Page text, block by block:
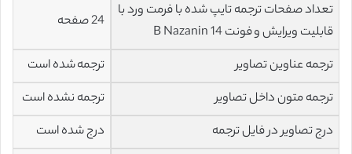
تعداد صفحات ترجمه تایپ شده با فرمت ورد با
قابلیت ویرایش و فونت 14 B Nazanin
24 صفحه
ترجمه عناوین تصاویر
ترجمه شده است
ترجمه متون داخل تصاویر
ترجمه نشده است
درج تصاویر در فایل ترجمه
درج شده است